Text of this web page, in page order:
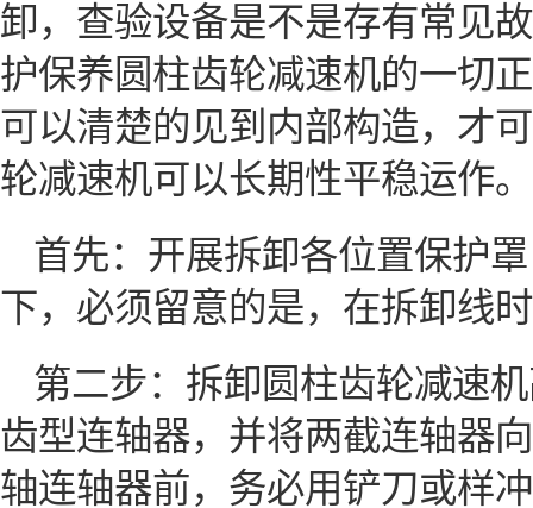
卸，查验设备是不是存有常见
护保养圆柱齿轮减速机的一切
可以清楚的见到内部构造，才
轮减速机可以长期性平稳运作
首先：开展拆卸各位置保护
下，必须留意的是，在拆卸线
第二步：拆卸圆柱齿轮减速
齿型连轴器，并将两截连轴器
轴连轴器前，务必用铲刀或样